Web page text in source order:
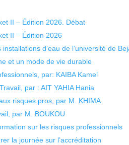
II – Édition 2026. Débat
II – Édition 2026
d’eau de l’université de
et un mode de vie durable
par: KAIBA Kamel
par : AIT YAHIA Hania
risques pros, par M. KHIMA
par M. BOUKOU
sur les risques professionnels
la journée sur l’accréditation